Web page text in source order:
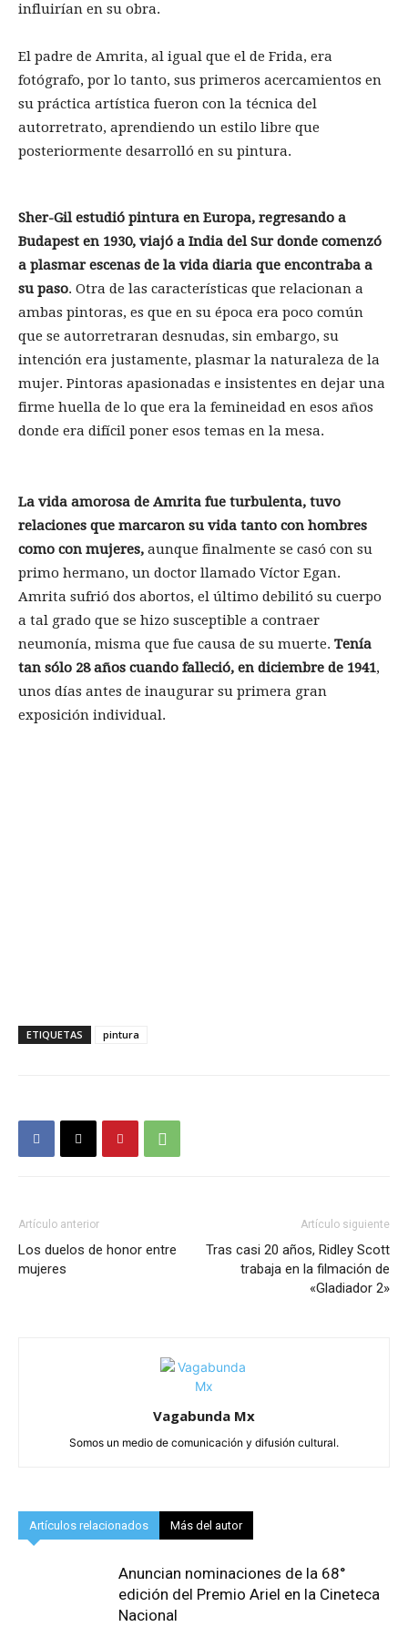
influirían en su obra.
El padre de Amrita, al igual que el de Frida, era
fotógrafo, por lo tanto, sus primeros acercamientos en
su práctica artística fueron con la técnica del
autorretrato, aprendiendo un estilo libre que
posteriormente desarrolló en su pintura.
Sher-Gil estudió pintura en Europa, regresando a
Budapest en 1930, viajó a India del Sur donde comenzó
a plasmar escenas de la vida diaria que encontraba a
su paso. Otra de las características que relacionan a
ambas pintoras, es que en su época era poco común
que se autorretraran desnudas, sin embargo, su
intención era justamente, plasmar la naturaleza de la
mujer. Pintoras apasionadas e insistentes en dejar una
firme huella de lo que era la femineidad en esos años
donde era difícil poner esos temas en la mesa.
La vida amorosa de Amrita fue turbulenta, tuvo
relaciones que marcaron su vida tanto con hombres
como con mujeres, aunque finalmente se casó con su
primo hermano, un doctor llamado Víctor Egan.
Amrita sufrió dos abortos, el último debilitó su cuerpo
a tal grado que se hizo susceptible a contraer
neumonía, misma que fue causa de su muerte. Tenía
tan sólo 28 años cuando falleció, en diciembre de 1941,
unos días antes de inaugurar su primera gran
exposición individual.
ETIQUETAS pintura
Artículo anterior
Los duelos de honor entre
mujeres
Artículo siguiente
Tras casi 20 años, Ridley Scott
trabaja en la filmación de
«Gladiador 2»
Vagabunda Mx
Somos un medio de comunicación y difusión cultural.
Artículos relacionados Más del autor
Anuncian nominaciones de la 68°
edición del Premio Ariel en la Cineteca
Nacional